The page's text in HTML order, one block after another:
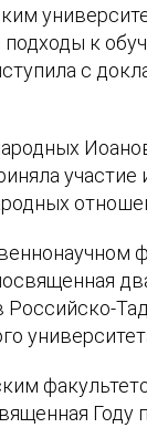
к
с
Году